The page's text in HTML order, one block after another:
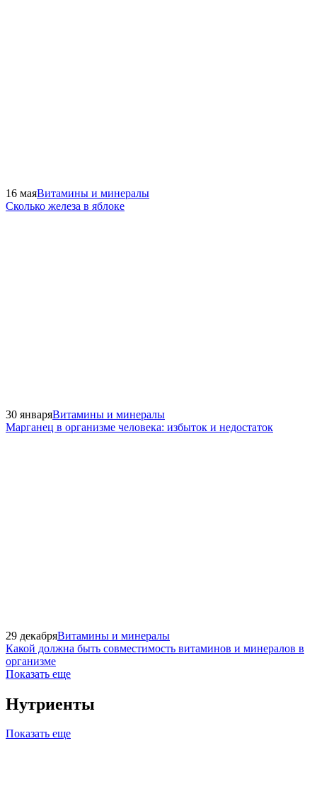
16 маяВитамины и минералы
Сколько железа в яблоке
30 январяВитамины и минералы
Марганец в организме человека: избыток и недостаток
29 декабряВитамины и минералы
Какой должна быть совместимость витаминов и минералов в
организме
Показать еще
Нутриенты
Показать еще